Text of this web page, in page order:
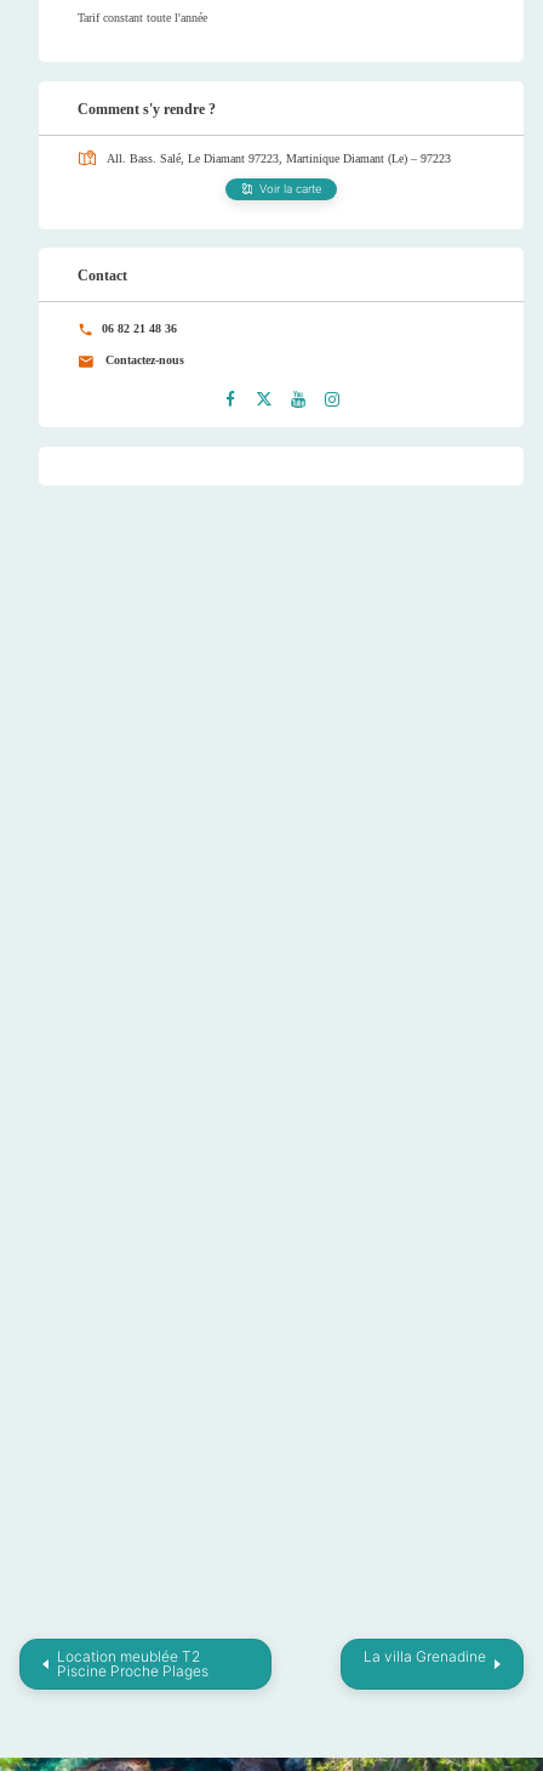
Tarif constant toute l'année
Comment s'y rendre ?
All. Bass. Salé, Le Diamant 97223, Martinique Diamant (Le) – 97223
Voir la carte
Contact
06 82 21 48 36
Contactez-nous
Location meublée T2
Piscine Proche Plages
La villa Grenadine